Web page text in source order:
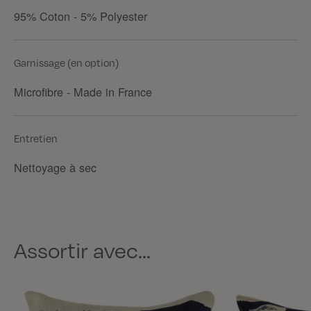
95% Coton - 5% Polyester
Garnissage (en option)
Microfibre - Made in France
Entretien
Nettoyage à sec
Assortir avec...